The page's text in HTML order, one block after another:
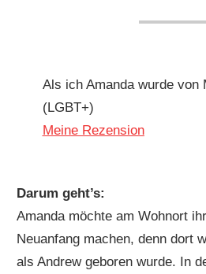
Als ich Amanda wurde von
(LGBT+)
Meine Rezension
Darum geht’s:
Amanda möchte am Wohnort
Neuanfang machen, denn dort
als Andrew geboren wurde. In